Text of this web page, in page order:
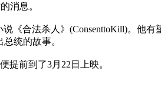
消息。
《合法杀人》(ConsenttoKill)。他
统的故事。
提前到了3月22日上映。